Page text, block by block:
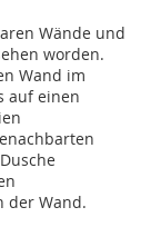
Wände und
worden.
Wand im
auf einen
der Wand.